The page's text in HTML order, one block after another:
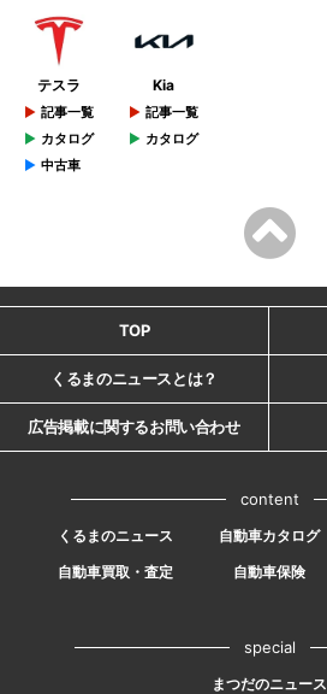
テスラ
記事一覧
カタログ
中古車
Kia
記事一覧
カタログ
TOP
くるまのニュースとは？
広告掲載に関するお問い合わせ
content
くるまのニュース 自動車カタログ
自動車買取・査定
自動車保険
special
まつだのニュース